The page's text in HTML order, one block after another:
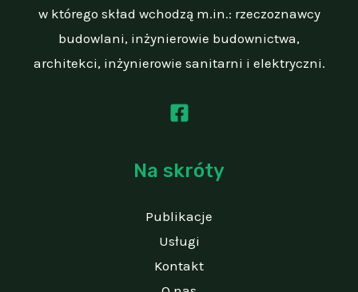
w którego skład wchodzą m.in.: rzeczoznawcy
budowlani, inżynierowie budownictwa,
architekci, inżynierowie sanitarni i elektryczni.
Na skróty
Publikacje
Usługi
Kontakt